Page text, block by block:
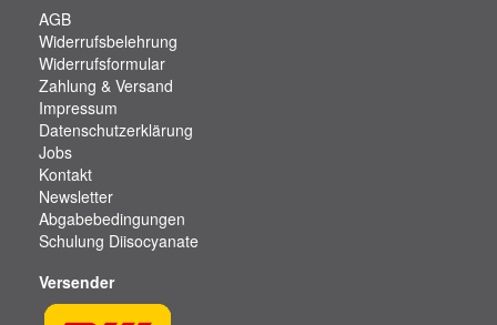
AGB
Widerrufsbelehrung
Widerrufsformular
Zahlung & Versand
Impressum
Datenschutzerklärung
Jobs
Kontakt
Newsletter
Abgabebedingungen
Schulung Diisocyanate
Versender